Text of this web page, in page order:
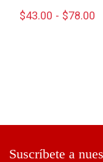
$43.00 - $78.00
Suscríbete a